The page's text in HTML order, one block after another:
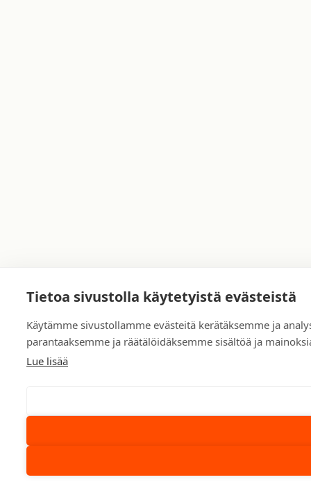
Tietoa sivustolla käytetyistä evästeistä
Käytämme sivustollamme evästeitä kerätäksemme ja
parantaaksemme ja räätälöidäksemme sisältöä ja
Lue lisää